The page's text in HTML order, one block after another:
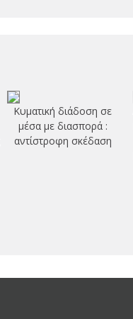
Κυματική διάδοση σε
μέσα με διασπορά :
αντίστροφη σκέδαση